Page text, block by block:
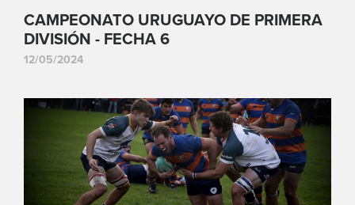
CAMPEONATO URUGUAYO DE PRIMERA
DIVISIÓN - FECHA 6
12/05/2024